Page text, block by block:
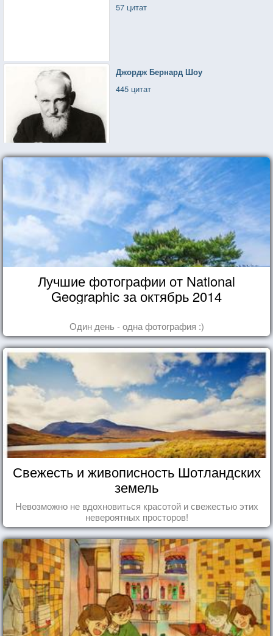
57 цитат
Джордж Бернард Шоу
445 цитат
Лучшие фотографии от National
Geographic за октябрь 2014
Один день - одна фотография :)
Свежесть и живописность Шотландских
земель
Невозможно не вдохновиться красотой и свежестью этих
невероятных просторов!